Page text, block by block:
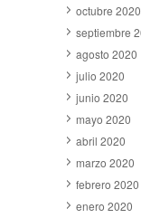
octubre 2020
septiembre
agosto 2020
julio 2020
junio 2020
mayo 2020
abril 2020
marzo 2020
febrero 2020
enero 2020